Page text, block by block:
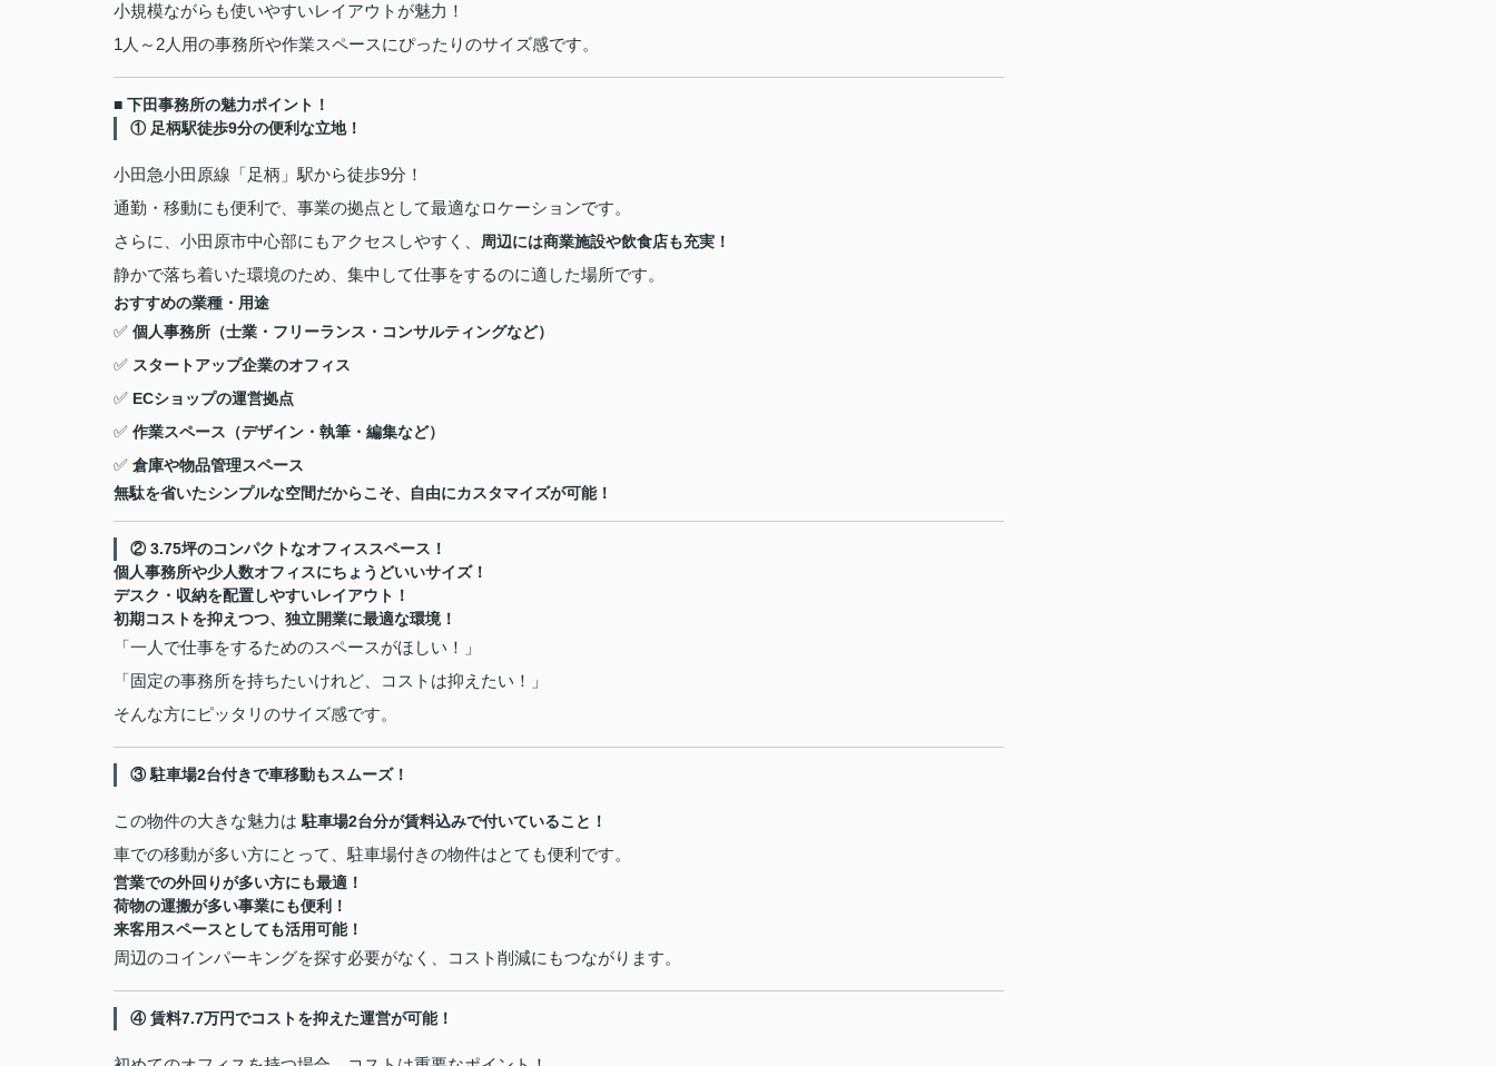
小規模ながらも使いやすいレイアウトが魅力！
1人～2人用の事務所や作業スペースにぴったりのサイズ感です。
■ 下田事務所の魅力ポイント！
① 足柄駅徒歩9分の便利な立地！
小田急小田原線「足柄」駅から徒歩9分！
通勤・移動にも便利で、事業の拠点として最適なロケーションです。
さらに、小田原市中心部にもアクセスしやすく、 周辺には商業施設や飲食店も充実！
静かで落ち着いた環境のため、集中して仕事をするのに適した場所です。
おすすめの業種・用途
✅ 個人事務所（士業・フリーランス・コンサルティングなど）
✅ スタートアップ企業のオフィス
✅ ECショップの運営拠点
✅ 作業スペース（デザイン・執筆・編集など）
✅ 倉庫や物品管理スペース
無駄を省いたシンプルな空間だからこそ、自由にカスタマイズが可能！
② 3.75坪のコンパクトなオフィススペース！
個人事務所や少人数オフィスにちょうどいいサイズ！
デスク・収納を配置しやすいレイアウト！
初期コストを抑えつつ、独立開業に最適な環境！
「一人で仕事をするためのスペースがほしい！」
「固定の事務所を持ちたいけれど、コストは抑えたい！」
そんな方にピッタリのサイズ感です。
③ 駐車場2台付きで車移動もスムーズ！
この物件の大きな魅力は 駐車場2台分が賃料込みで付いていること！
車での移動が多い方にとって、駐車場付きの物件はとても便利です。
営業での外回りが多い方にも最適！
荷物の運搬が多い事業にも便利！
来客用スペースとしても活用可能！
周辺のコインパーキングを探す必要がなく、コスト削減にもつながります。
④ 賃料7.7万円でコストを抑えた運営が可能！